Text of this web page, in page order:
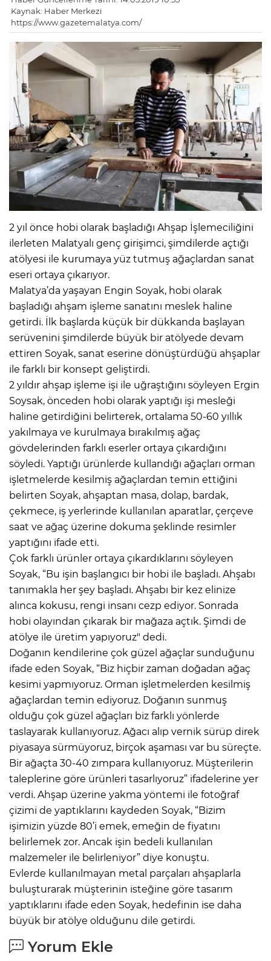
Kaynak: Haber Merkezi
https://www.gazetemalatya.com/
2 yıl önce hobi olarak başladığı Ahşap İşlemeciliğini
ilerleten Malatyalı genç girişimci, şimdilerde açtığı
atölyesi ile kurumaya yüz tutmuş ağaçlardan sanat
eseri ortaya çıkarıyor.
Malatya’da yaşayan Engin Soyak, hobi olarak
başladığı ahşam işleme sanatını meslek haline
getirdi. İlk başlarda küçük bir dükkanda başlayan
serüvenini şimdilerde büyük bir atölyede devam
ettiren Soyak, sanat eserine dönüştürdüğü ahşaplar
ile farklı bir konsept geliştirdi.
2 yıldır ahşap işleme işi ile uğraştığını söyleyen Ergin
Soysak, önceden hobi olarak yaptığı işi mesleği
haline getirdiğini belirterek, ortalama 50-60 yıllık
yakılmaya ve kurulmaya bırakılmış ağaç
gövdelerinden farklı eserler ortaya çıkardığını
söyledi. Yaptığı ürünlerde kullandığı ağaçları orman
işletmelerde kesilmiş ağaçlardan temin ettiğini
belirten Soyak, ahşaptan masa, dolap, bardak,
çekmece, iş yerlerinde kullanılan aparatlar, çerçeve
saat ve ağaç üzerine dokuma şeklinde resimler
yaptığını ifade etti.
Çok farklı ürünler ortaya çıkardıklarını söyleyen
Soyak, “Bu işin başlangıcı bir hobi ile başladı. Ahşabı
tanımakla her şey başladı. Ahşabı bir kez elinize
alınca kokusu, rengi insanı cezp ediyor. Sonrada
hobi olayından çıkarak bir mağaza açtık. Şimdi de
atölye ile üretim yapıyoruz" dedi.
Doğanın kendilerine çok güzel ağaçlar sunduğunu
ifade eden Soyak, “Biz hiçbir zaman doğadan ağaç
kesimi yapmıyoruz. Orman işletmelerden kesilmiş
ağaçlardan temin ediyoruz. Doğanın sunmuş
olduğu çok güzel ağaçları biz farklı yönlerde
taslayarak kullanıyoruz. Ağacı alıp vernik sürüp direk
piyasaya sürmüyoruz, birçok aşaması var bu süreçte.
Bir ağaçta 30-40 zımpara kullanıyoruz. Müşterilerin
taleplerine göre ürünleri tasarlıyoruz” ifadelerine yer
verdi. Ahşap üzerine yakma yöntemi ile fotoğraf
çizimi de yaptıklarını kaydeden Soyak, “Bizim
işimizin yüzde 80’i emek, emeğin de fiyatını
belirlemek zor. Ancak işin bedeli kullanılan
malzemeler ile belirleniyor” diye konuştu.
Evlerde kullanılmayan metal parçaları ahşaplarla
buluşturarak müşterinin isteğine göre tasarım
yaptıklarını ifade eden Soyak, hedefinin ise daha
büyük bir atölye olduğunu dile getirdi.
Yorum Ekle